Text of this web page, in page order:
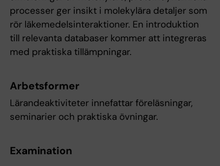
processer ger insikt i molekylära detaljer som
rör läkemedelsinteraktioner. En introduktion
till relevanta databaser kommer att integreras
med praktiska tillämpningar.
Arbetsformer
Lärandeaktiviteter innefattar föreläsningar,
seminarier och praktiska övningar.
Examination